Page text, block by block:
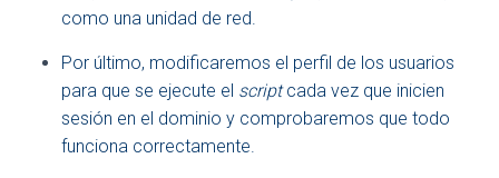
como una unidad de red.
Por último, modificaremos el perfil de los usuarios
para que se ejecute el scriptcada vez que inicien
sesión en el dominio y comprobaremos que todo
funciona correctamente.